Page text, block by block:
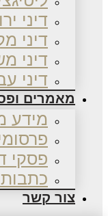
דיני
דיני
דיני
דיני
מאמרים
מידע
פרסומים
פסקי דין
כתבות
צור קשר